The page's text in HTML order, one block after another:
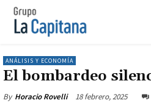
ANÁLISIS Y ECONOMÍA
El bombardeo
By Horacio Rovelli 18 febrero, 2025